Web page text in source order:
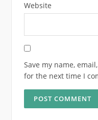
Website
Save my name,
for the next time I